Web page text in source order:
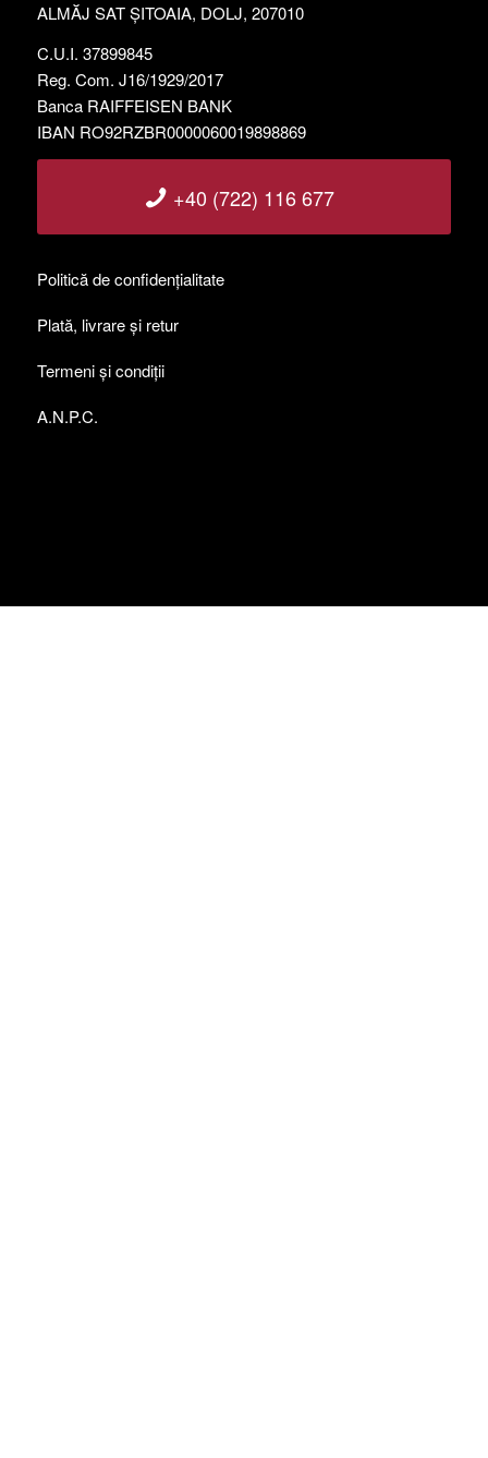
ALMĂJ SAT ȘITOAIA, DOLJ, 207010
C.U.I. 37899845
Reg. Com. J16/1929/2017
Banca RAIFFEISEN BANK
IBAN RO92RZBR0000060019898869
+40 (722) 116 677
Politică de confidențialitate
Plată, livrare și retur
Termeni și condiții
A.N.P.C.